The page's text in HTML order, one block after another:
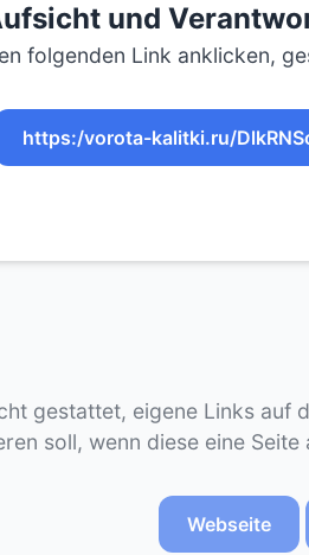
und
folgenden Link anklicken,
https:/vorota-kalitki.ru/
gestattet, eigene Links auf
soll, wenn diese eine
Webseite